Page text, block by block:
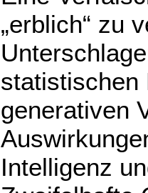
„erblich“ zu
statistischen
generativen
Intelligenz